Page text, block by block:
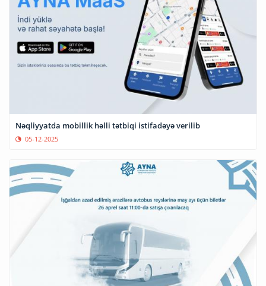
Nəqliyyatda mobillik həlli tətbiqi istifadəyə verilib
05-12-2025